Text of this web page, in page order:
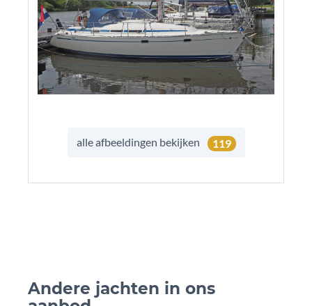
alle afbeeldingen bekijken 119
Andere jachten in ons